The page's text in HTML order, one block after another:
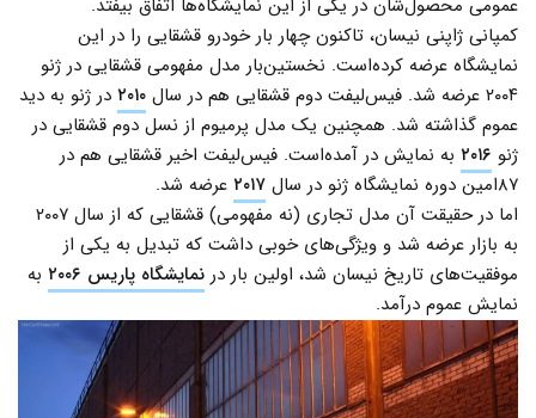
کمپانی ژاپنی نیسان، تاکنون چهار بار خودرو قشقایی را در این
نمایشگاه عرضه کرده‌است. نخستین‌بار مدل مفهومی قشقایی در ژنو
۲۰۰۴ عرضه شد. فیس‌لیفت دوم قشقایی هم در سال
۲۰۱۰ در ژنو به دید
عموم گذاشته شد. همچنین یک مدل پرمیوم از نسل دوم قشقایی در
ژنو ۲۰۱۶ به نمایش در آمده‌است. فیس‌لیفت اخیر قشقایی هم در
۸۷‌امین دوره نمایشگاه ژنو در سال
۲۰۱۷ عرضه شد.
اما در حقیقت آن مدل تجاری (نه مفهومی) قشقایی که از سال ۲۰۰۷
به بازار عرضه شد و ویژگی‌های خوبی داشت که تبدیل به یکی از
موفقیت‌های تاریخ نیسان شد، اولین بار در نمایشگاه پاریس ۲۰۰۶
به
نمایش عموم درآمد.